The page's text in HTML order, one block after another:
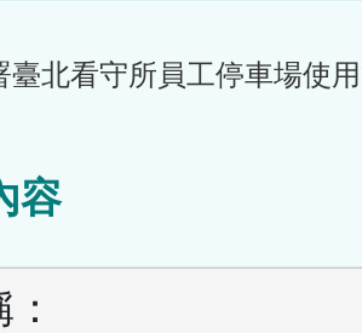
臺北看守所員工停車場使
容